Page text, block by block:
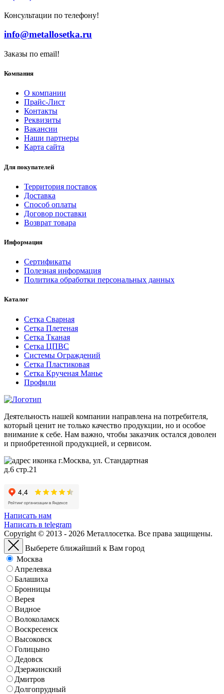
Консультации по телефону!
info@metallosetka.ru
Заказы по email!
Компания
О компании
Прайс-Лист
Контакты
Реквизиты
Вакансии
Наши партнеры
Карта сайта
Для покупателей
Территория поставок
Доставка
Способ оплаты
Договор поставки
Возврат товара
Информация
Сертификаты
Полезная информация
Политика обработки персональных данных
Каталог
Сетка Сварная
Сетка Плетеная
Сетка Тканая
Сетка ЦПВС
Системы Ограждений
Сетка Пластиковая
Сетка Крученая Манье
Профили
Деятельность нашей компании направлена на потребителя,
который ценит не только качество продукции, но и особое
внимание к себе. Нам важно, чтобы заказчик остался доволен
и приобретенной продукцией, и сервисом.
г.Москва, ул. Стандартная
д.6 стр.21
Написать нам
Написать в telegram
Copyright © 2013 - 2026 Металлосетка. Все права защищены.
Выберете ближайший к Вам город
Москва
Апрелевка
Балашиха
Бронницы
Верея
Видное
Волоколамск
Воскресенск
Высоковск
Голицыно
Дедовск
Дзержинский
Дмитров
Долгопрудный